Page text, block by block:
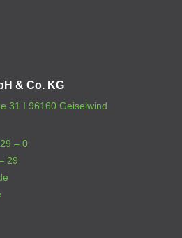
& Co. KG
31 I 96160 Geiselwind
– 0
29